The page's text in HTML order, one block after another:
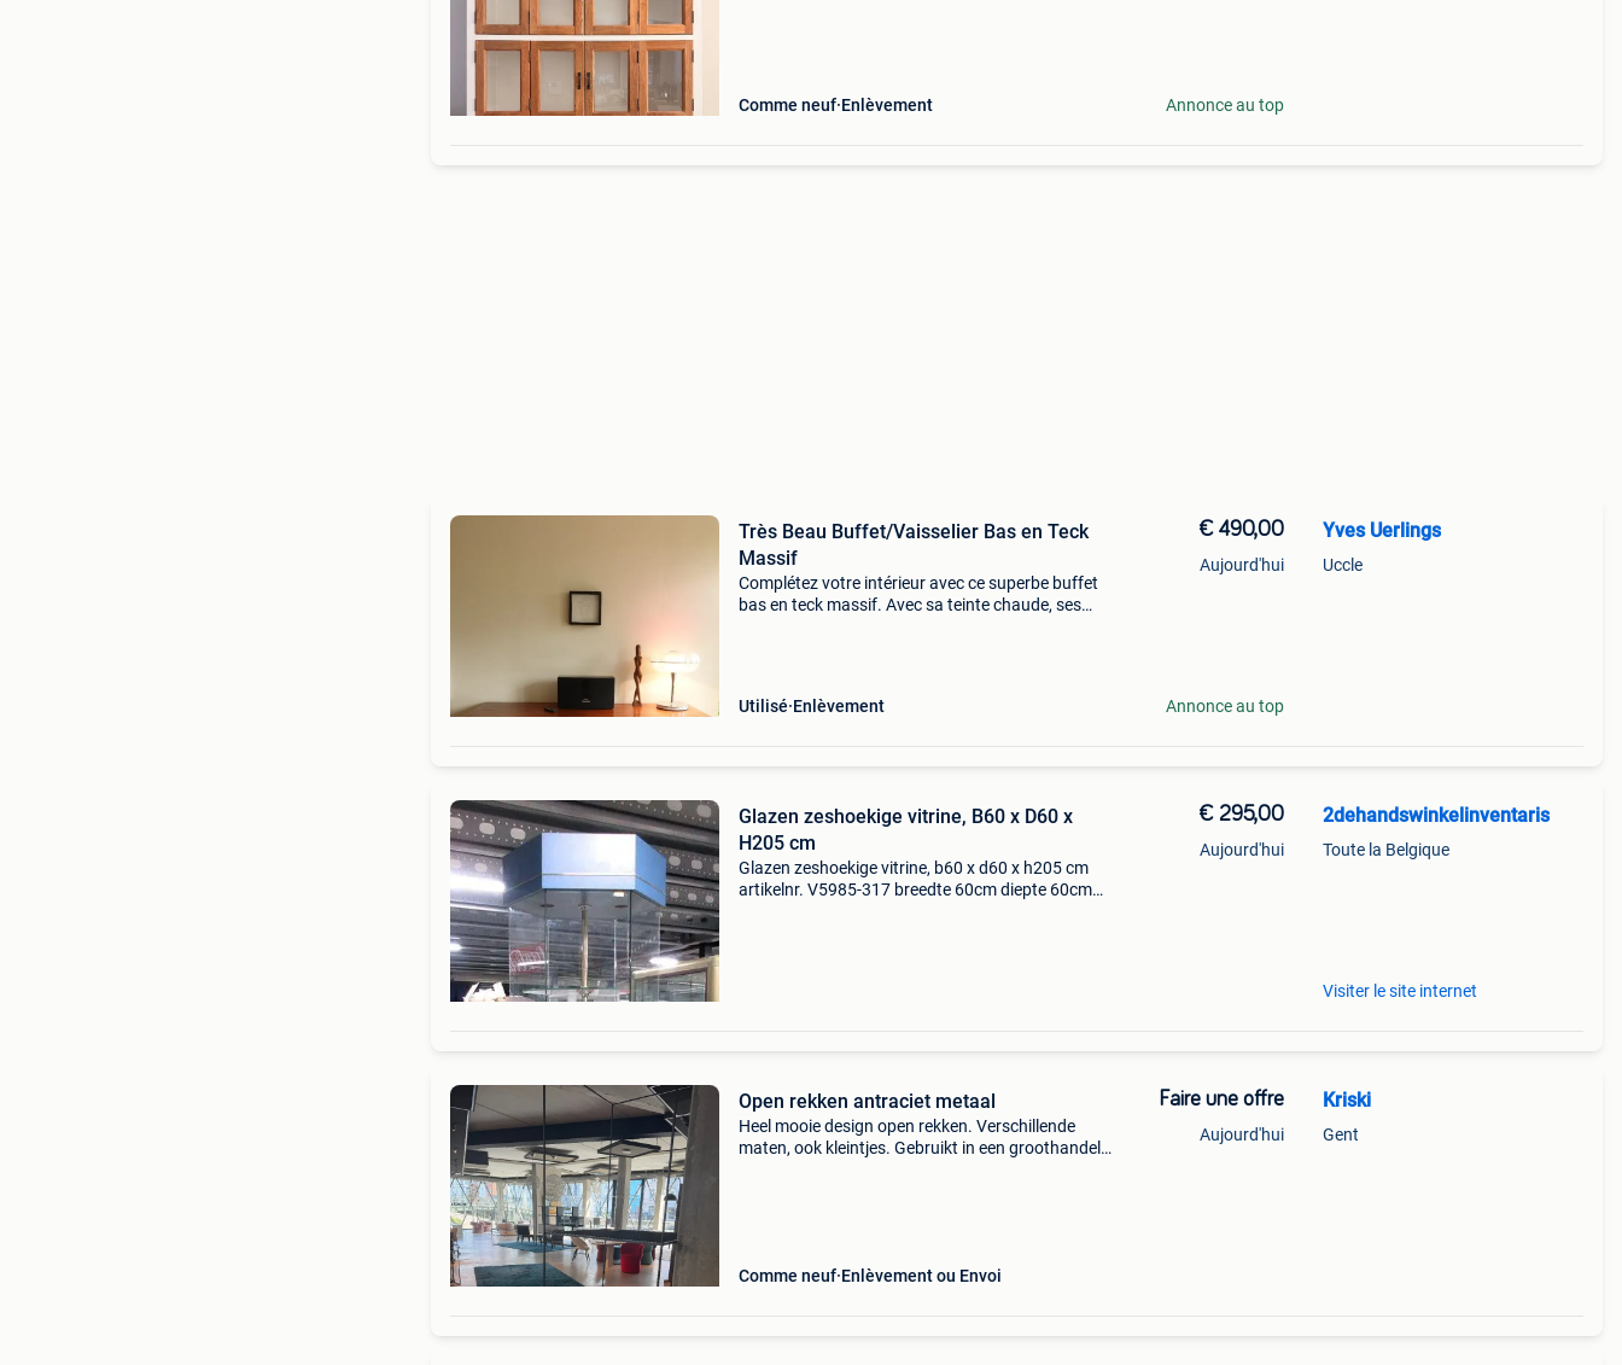
Comme neuf Enlèvement Annonce au top
Très Beau Buffet/Vaisselier Bas en Teck
Massif
Complétez votre intérieur avec ce superbe buffet
bas en teck massif. Avec sa teinte chaude, ses
Utilisé Enlèvement
€ 490,00
Aujourd'hui
Annonce au top
Yves Uerlings
Uccle
Glazen zeshoekige vitrine, B60 x D60 x
H205 cm
Glazen zeshoekige vitrine, b60 x d60 x h205 cm
artikelnr. V5985-317 breedte 60cm diepte 60cm
€ 295,00
Aujourd'hui
2dehandswinkelinventaris
Toute la Belgique
Visiter le site internet
Open rekken antraciet metaal
Heel mooie design open rekken. Verschillende
maten, ook kleintjes. Gebruikt in een groothandel
Comme neuf Enlèvement ou Envoi
Faire une offre
Aujourd'hui
Kriski
Gent